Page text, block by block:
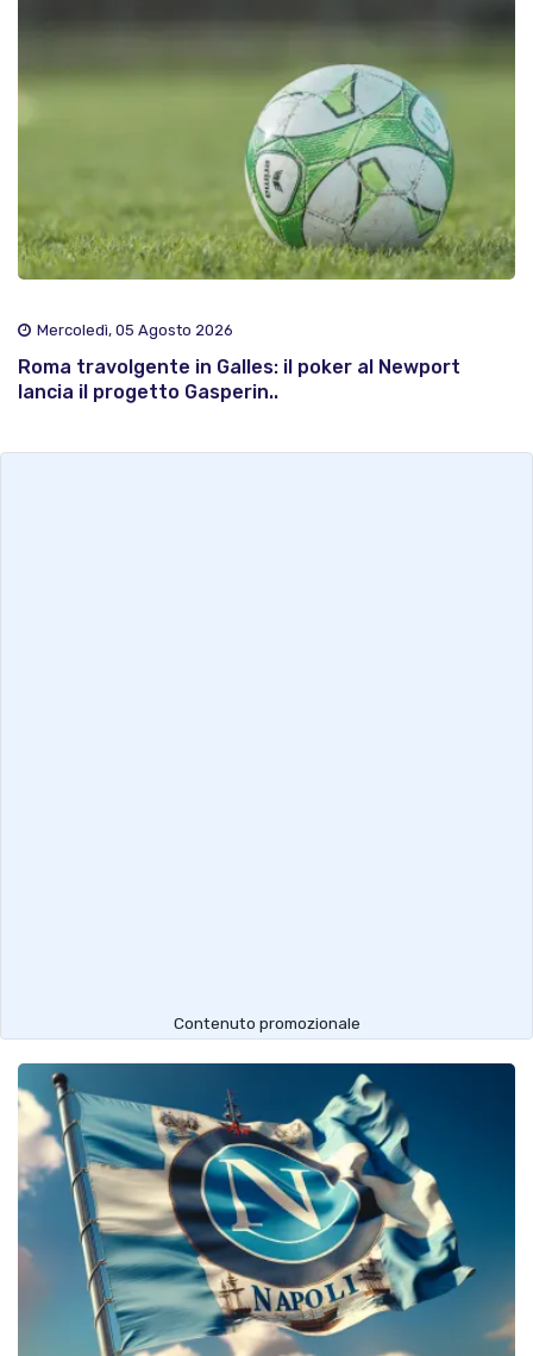
Mercoledì, 05 Agosto 2026
Roma travolgente in Galles: il poker al Newport
lancia il progetto Gasperin..
Contenuto promozionale